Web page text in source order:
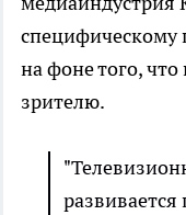
специфическому
на фоне того,
зрителю.